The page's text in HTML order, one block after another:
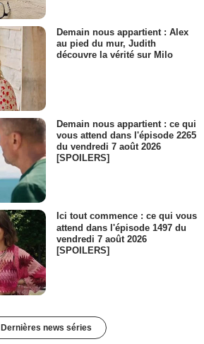
Demain nous appartient : Alex
au pied du mur, Judith
découvre la vérité sur Milo
Demain nous appartient : ce qui
vous attend dans l'épisode 2265
du vendredi 7 août 2026
[SPOILERS]
Ici tout commence : ce qui vous
attend dans l'épisode 1497 du
vendredi 7 août 2026
[SPOILERS]
Dernières news séries